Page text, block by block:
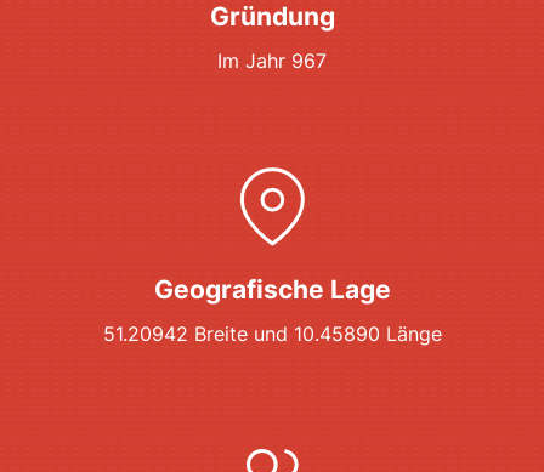
Gründung
Im Jahr 967
Geografische Lage
51.20942 Breite und 10.45890 Länge